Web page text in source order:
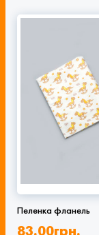
Пеленка фланель
83.00грн.